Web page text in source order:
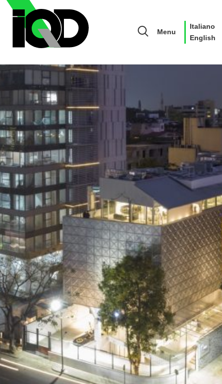
Menu
Italiano
English